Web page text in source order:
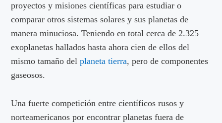
proyectos y misiones científicas para estudiar o
comparar otros sistemas solares y sus planetas de
manera minuciosa. Teniendo en total cerca de 2.325
exoplanetas hallados hasta ahora cien de ellos del
mismo tamaño delplaneta tierra, pero de componentes
gaseosos.
Una fuerte competición entre científicos rusos y
norteamericanos por encontrar planetas fuera de